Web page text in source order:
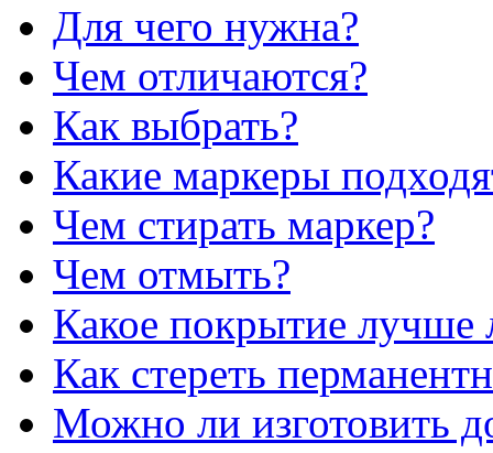
Для чего нужна?
Чем отличаются?
Как выбрать?
Какие маркеры
Чем стирать маркер?
Чем отмыть?
Какое покрытие лучше
Как стереть
Можно ли изготовить